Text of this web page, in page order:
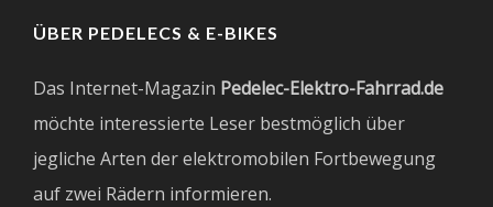
ÜBER PEDELECS & E-BIKES
Das Internet-Magazin Pedelec-Elektro-Fahrrad.de
möchte interessierte Leser bestmöglich über
jegliche Arten der elektromobilen Fortbewegung
auf zwei Rädern informieren.